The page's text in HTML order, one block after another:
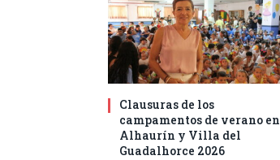
Clausuras de los
campamentos de verano en
Alhaurín y Villa del
Guadalhorce 2026